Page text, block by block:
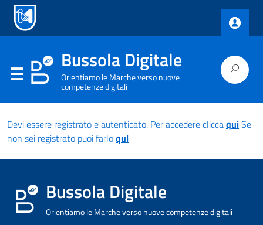
Bussola Digitale
Orientiamo le Marche verso nuove
competenze digitali
Devi essere registrato e autenticato. Per accedere cliccaquiSe
non sei registrato puoi farloqui
Bussola Digitale
Orientiamo le Marche verso nuove competenze digitali